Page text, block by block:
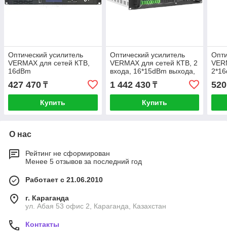
Оптический усилитель
VERMAX для сетей КТВ,
16dBm
427 470 ₸
Купить
Оптический усилитель
VERMAX для сетей КТВ, 2
входа, 16*15dBm выхода,
WDM фильтр PON
1 442 430₸
Купить
О нас
Рейтинг не сформирован
Менее 5 отзывов за последний год
Работает с 21.06.2010
г. Караганда
ул. Абая 53 офис 2, Караганда, Казахстан
Контакты